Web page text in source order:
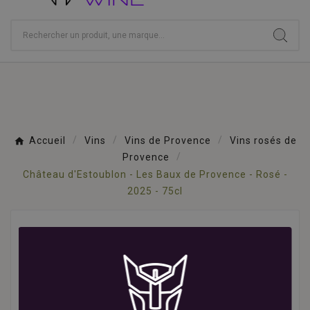
Accueil Vins Vins de Provence
Vins rosés de
Provence
Château d'Estoublon - Les Baux de Provence - Rosé -
2025 - 75cl